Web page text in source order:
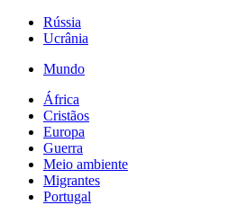
Rússia
Ucrânia
Mundo
África
Cristãos
Europa
Guerra
Meio ambiente
Migrantes
Portugal